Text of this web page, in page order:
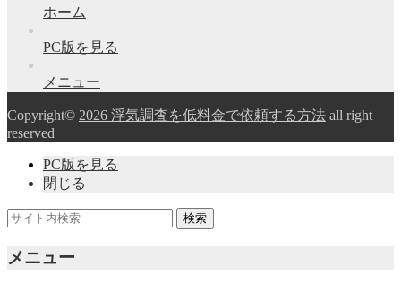
ホーム
PC版を見る
メニュー
Copyright© 2026 浮気調査を低料金で依頼する方法 all right
reserved
PC版を見る
閉じる
メニュー